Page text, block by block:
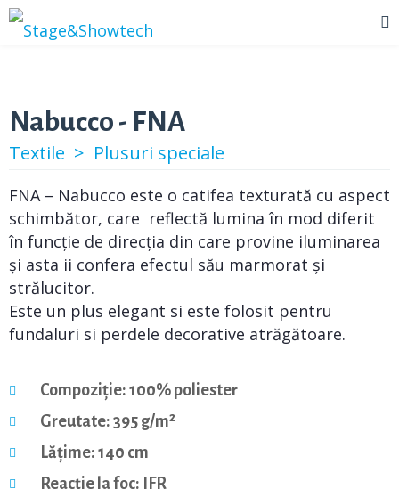
Nabucco - FNA
Textile > Plusuri speciale
FNA – Nabucco este o catifea texturată cu aspect
schimbător, care reflectă lumina în mod diferit
în funcție de direcția din care provine iluminarea
și asta ii confera efectul său marmorat și
strălucitor.
Este un plus elegant si este folosit pentru
fundaluri si perdele decorative atrăgătoare.
Compoziție: 100% poliester
Greutate: 395 g/m²
Lățime: 140 cm
Reacție la foc: IFR